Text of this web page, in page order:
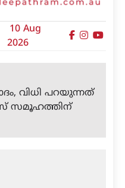
10 Aug
2026
വിധി പറയുന്നത്
സമൂഹത്തിന്